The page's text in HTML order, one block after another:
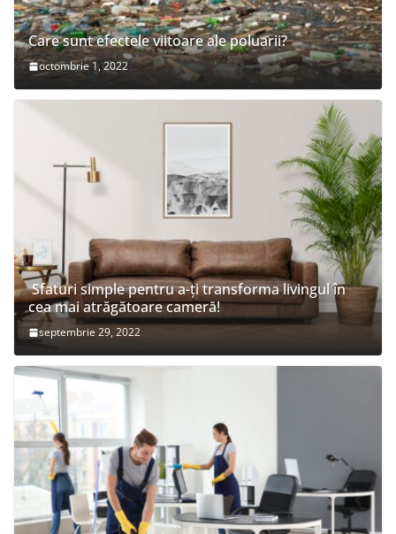
Care sunt efectele viitoare ale poluarii?
octombrie 1, 2022
Sfaturi simple pentru a-ți transforma livingul în
cea mai atrăgătoare cameră!
septembrie 29, 2022